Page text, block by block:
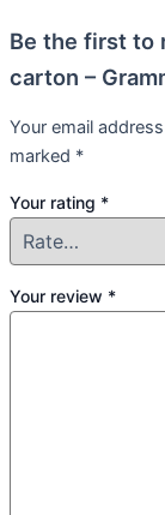
Be the first to
carton –
Your email
marked *
Your rating *
Your review *